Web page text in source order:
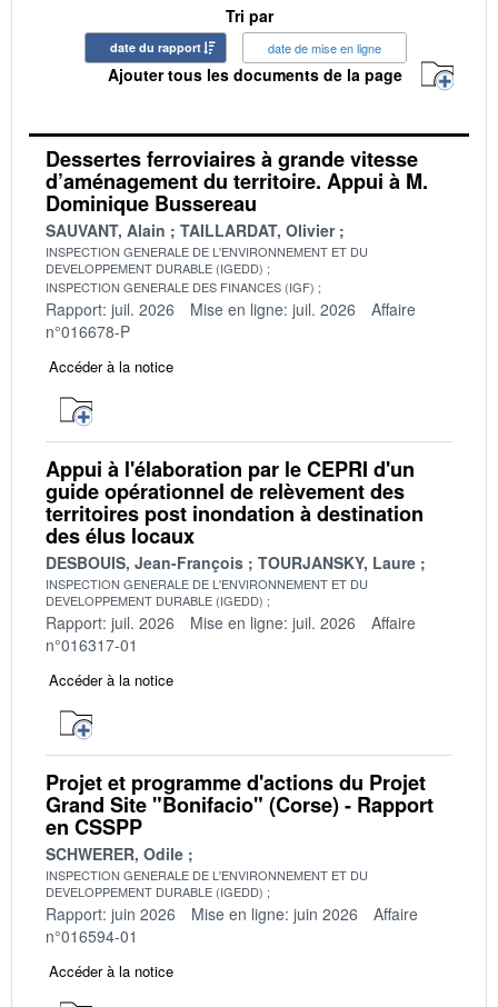
Tri par
date du rapport date de mise en ligne
Ajouter tous les documents de la page
Dessertes ferroviaires à grande vitesse
d’aménagement du territoire. Appui à M.
Dominique Bussereau
SAUVANT, Alain TAILLARDAT, Olivier
INSPECTION GENERALE DE L'ENVIRONNEMENT ET DU
DEVELOPPEMENT DURABLE (IGEDD)
INSPECTION GENERALE DES FINANCES (IGF)
Rapport: juil. 2026 Mise en ligne: juil. 2026
Affaire
n°016678-P
Accéder à la notice
Appui à l'élaboration par le CEPRI d'un
guide opérationnel de relèvement des
territoires post inondation à destination
des élus locaux
DESBOUIS, Jean-François TOURJANSKY, Laure
INSPECTION GENERALE DE L'ENVIRONNEMENT ET DU
DEVELOPPEMENT DURABLE (IGEDD)
Rapport: juil. 2026 Mise en ligne: juil. 2026
Affaire
n°016317-01
Accéder à la notice
Projet et programme d'actions du Projet
Grand Site "Bonifacio" (Corse) - Rapport
en CSSPP
SCHWERER, Odile
INSPECTION GENERALE DE L'ENVIRONNEMENT ET DU
DEVELOPPEMENT DURABLE (IGEDD)
Rapport: juin 2026 Mise en ligne: juin 2026
Affaire
n°016594-01
Accéder à la notice